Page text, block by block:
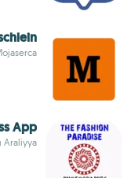
App
Araliyya